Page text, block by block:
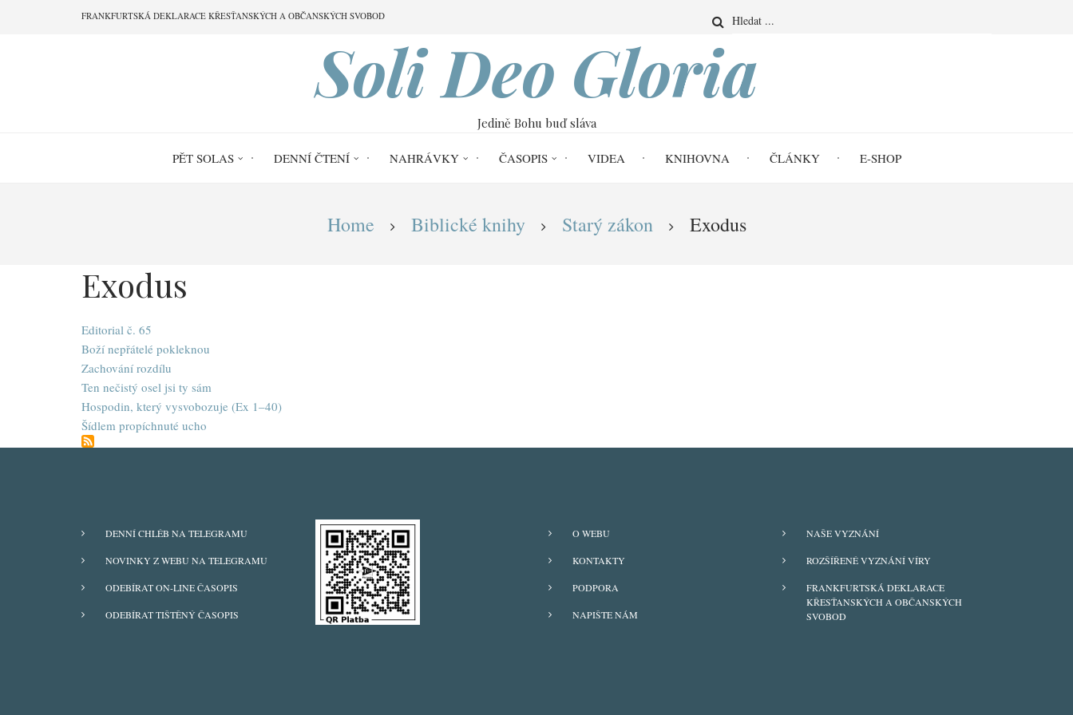
FRANKFURTSKÁ DEKLARACE KŘESŤANSKÝCH A OBČANSKÝCH SVOBOD Search
Soli Deo Gloria
Jedině Bohu buď sláva
PĚT SOLAS DENNÍ ČTENÍ NAHRÁVKY ČASOPIS VIDEA KNIHOVNA ČLÁNKY E-SHOP
Home Biblické knihy Starý zákon Exodus
Exodus
Editorial č. 65
Boží nepřátelé pokleknou
Zachování rozdílu
Ten nečistý osel jsi ty sám
Hospodin, který vysvobozuje (Ex 1–40)
Šídlem propíchnuté ucho
ODBĚRY
WEBU
DENNÍ CHLÉB NA TELEGRAMU
NOVINKY Z WEBU NA TELEGRAMU
ODEBÍRAT ON-LINE ČASOPIS
ODEBÍRAT TIŠTĚNÝ ČASOPIS
O WEBU
KONTAKTY
PODPORA
NAPIŠTE NÁM
FOOTER
NAŠE VYZNÁNÍ
ROZŠÍŘENÉ VYZNÁNÍ VÍRY
FRANKFURTSKÁ DEKLARACE
KŘESŤANSKÝCH A OBČANSKÝCH
SVOBOD